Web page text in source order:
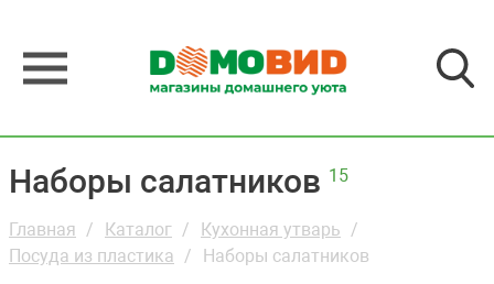
Наборы салатников 15
Главная Каталог
Кухонная утварь
Посуда из пластика
Наборы салатников